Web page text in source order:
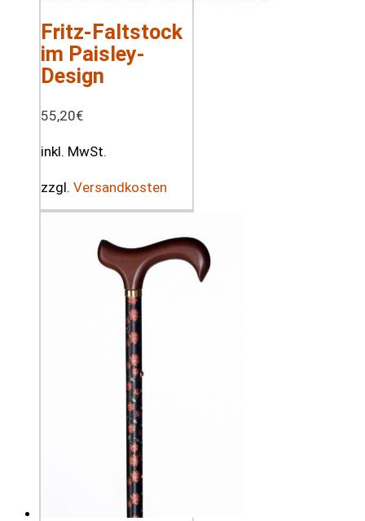
Fritz-Faltstock
im Paisley-
Design
55,20€
inkl. MwSt.
zzgl. Versandkosten